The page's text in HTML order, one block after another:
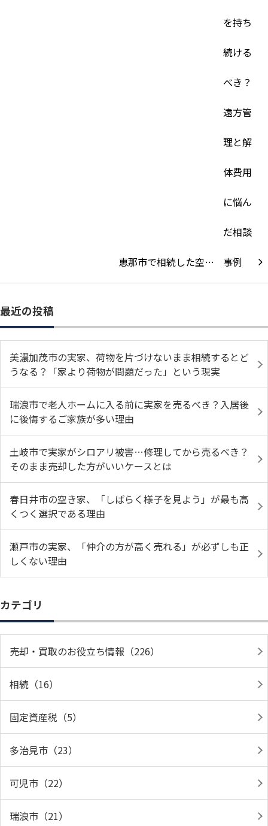
恵那市で相続した空…
最近の投稿
美濃加茂市の実家、荷物を片づけないまま相続するとど
うなる？「家より荷物が問題だった」という現実
瑞浪市で老人ホームに入る前に実家を売るべき？入居後
に後悔するご家族が多い理由
土岐市で実家がシロアリ被害…修理してから売るべき？
そのまま売却した方がいいケースとは
春日井市の空き家、「しばらく様子を見よう」が最も高
くつく選択である理由
瀬戸市の実家、「仲介の方が高く売れる」が必ずしも正
しくない理由
カテゴリ
売却・買取のお役立ち情報（226）
相続（16）
固定資産税（5）
多治見市（23）
可児市（22）
瑞浪市（21）